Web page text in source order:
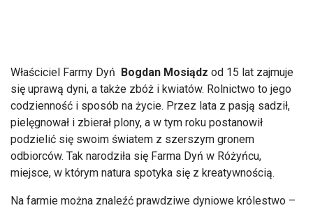
Właściciel Farmy Dyń Bogdan Mosiądz od 15 lat zajmuje
się uprawą dyni, a także zbóż i kwiatów. Rolnictwo to jego
codzienność i sposób na życie. Przez lata z pasją sadził,
pielęgnował i zbierał plony, a w tym roku postanowił
podzielić się swoim światem z szerszym gronem
odbiorców. Tak narodziła się Farma Dyń w Różyńcu,
miejsce, w którym natura spotyka się z kreatywnością.
Na farmie można znaleźć prawdziwe dyniowe królestwo –